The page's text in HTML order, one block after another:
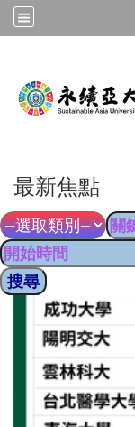
最新焦點